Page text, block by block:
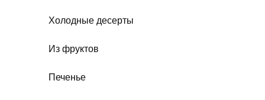
Холодные десерты
Из фруктов
Печенье